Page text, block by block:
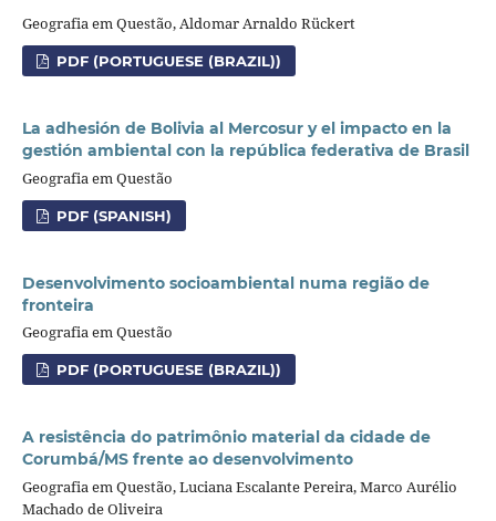
Geografia em Questão, Aldomar Arnaldo Rückert
PDF (PORTUGUESE (BRAZIL))
La adhesión de Bolivia al Mercosur y el impacto en la
gestión ambiental con la república federativa de Brasil
Geografia em Questão
PDF (SPANISH)
Desenvolvimento socioambiental numa região de
fronteira
Geografia em Questão
PDF (PORTUGUESE (BRAZIL))
A resistência do patrimônio material da cidade de
Corumbá/MS frente ao desenvolvimento
Geografia em Questão, Luciana Escalante Pereira, Marco Aurélio
Machado de Oliveira